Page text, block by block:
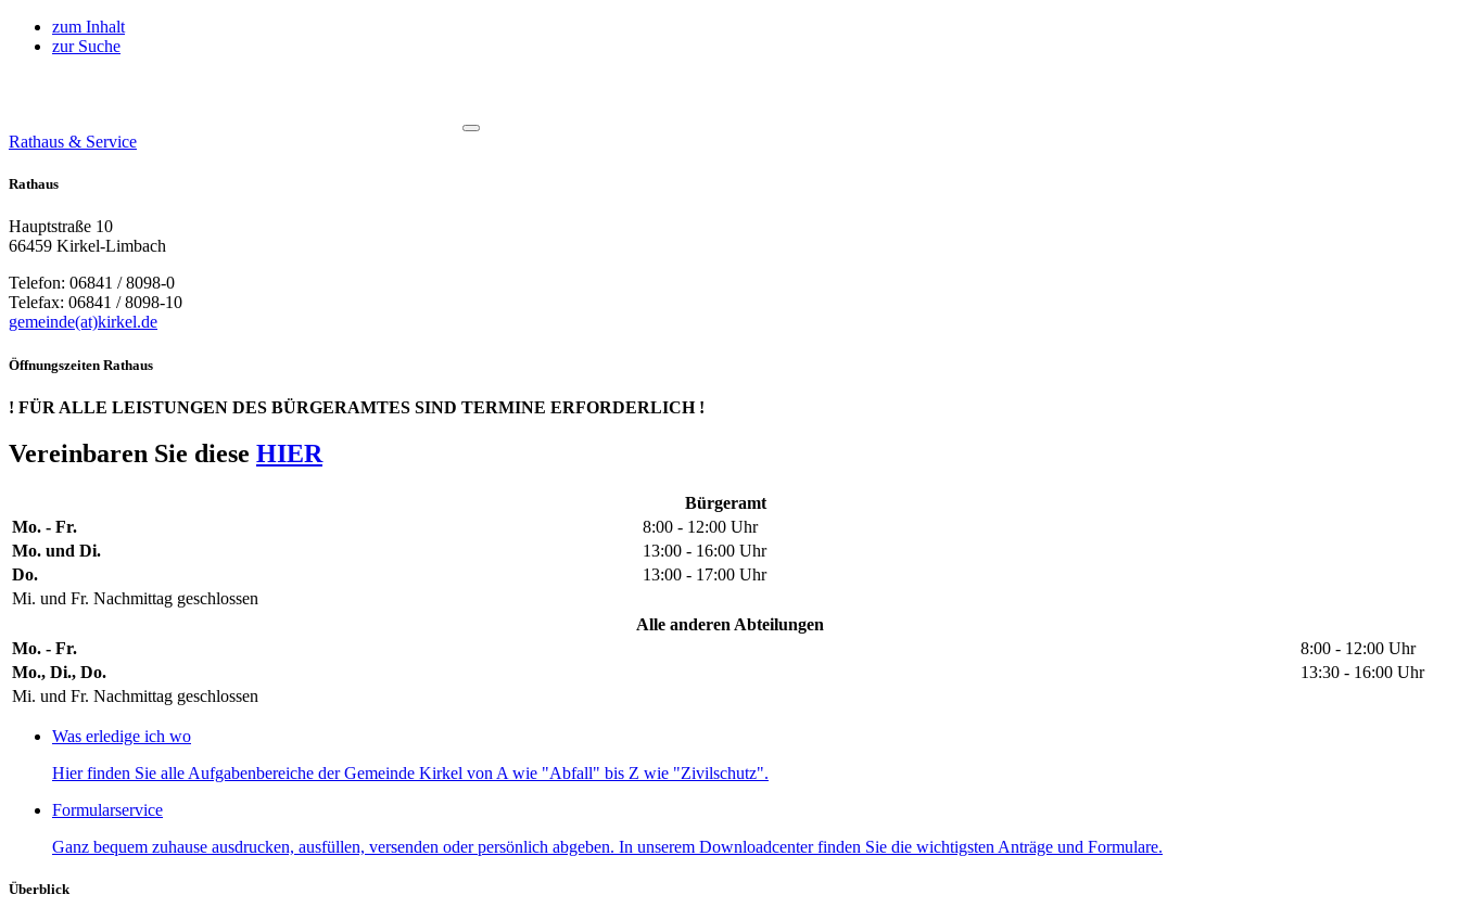
zum Inhalt
zur Suche
Rathaus & Service
Rathaus
Hauptstraße 10
66459 Kirkel-Limbach
Telefon: 06841 / 8098-0
Telefax: 06841 / 8098-10
gemeinde(at)kirkel.de
Öffnungszeiten Rathaus
! FÜR ALLE LEISTUNGEN DES BÜRGERAMTES SIND TERMINE ERFORDERLICH !
Vereinbaren Sie diese HIER
Bürgeramt
Mo. - Fr.
8:00 - 12:00 Uhr
Mo. und Di.
13:00 - 16:00 Uhr
Do.
13:00 - 17:00 Uhr
Mi. und Fr. Nachmittag geschlossen
Alle anderen Abteilungen
Mo. - Fr.
8:00 - 12:00 Uhr
Mo., Di., Do.
13:30 - 16:00 Uhr
Mi. und Fr. Nachmittag geschlossen
Was erledige ich wo
Hier finden Sie alle Aufgabenbereiche der Gemeinde Kirkel von A wie "Abfall" bis Z wie "Zivilschutz".
Formularservice
Ganz bequem zuhause ausdrucken, ausfüllen, versenden oder persönlich abgeben. In unserem Downloadcenter finden Sie die wichtigsten Anträge und Formulare.
Überblick